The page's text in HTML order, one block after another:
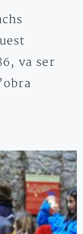
va ser